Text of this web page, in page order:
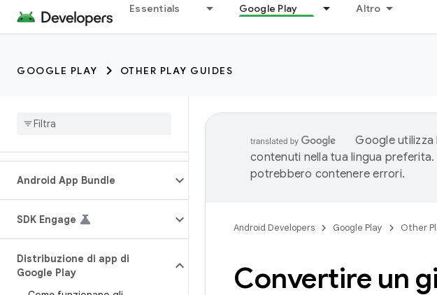
Essentials Google Play Altro
GOOGLE PLAY OTHER PLAY GUIDES
Android App Bundle
SDK Engage
Distribuzione di app di
Google Play
Google
contenuti nella tua lingua
potrebbero contenere errori.
Android Developers Google Play Other
Convertire un